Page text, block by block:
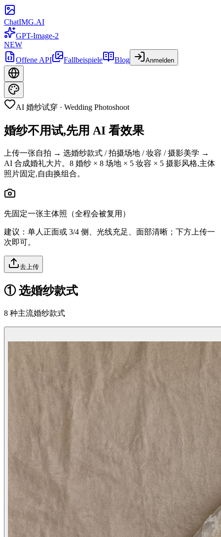
ChatIMG.AI
GPT-Image-2
NEW
Offene API
Fallbeispiele Blog Anmelden
AI 婚纱试穿 · Wedding Photoshoot
婚纱不用试,先用 AI 看效果
上传一张自拍 → 选婚纱款式 / 拍摄场地 / 妆容 / 摄影美学 →
AI 合成婚礼大片。8 婚纱 × 8 场地 × 5 妆容 × 5 摄影风格,主体
照片固定,自由换组合。
先固定一张主体照（全程会被复用）
建议：单人正面或 3/4 侧、光线充足、面部清晰；下方上传一
次即可。
去上传
① 选婚纱款式
8 种主流婚纱款式